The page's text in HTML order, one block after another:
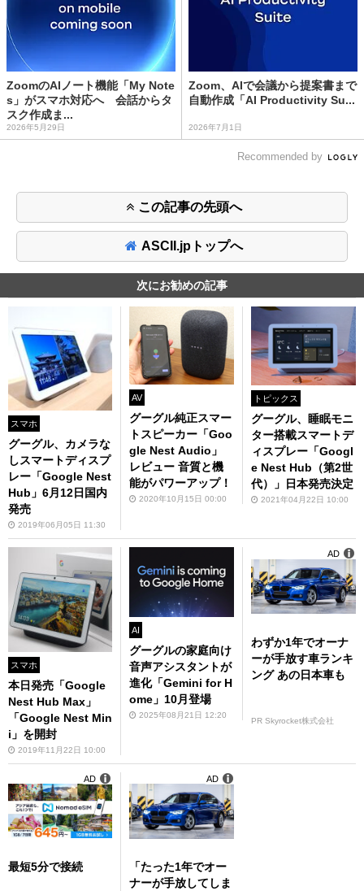
ZoomのAIノート機能「My Note
s」がスマホ対応へ 会話からタ
スク作成ま...
2026年5月29日
Zoom、AIで会議から提案書まで
自動作成「AI Productivity Su...
2026年7月1日
Recommended by
この記事の先頭へ
ASCII.jpトップへ
次にお勧めの記事
スマホ
グーグル、カメラな
しスマートディスプ
レー「Google Nest
Hub」6月12日国内
発売
2019年06月05日 11:30
AV
グーグル純正スマー
トスピーカー「Goo
gle Nest Audio」
レビュー 音質と機
能がパワーアップ！
2020年10月15日 00:00
トピックス
グーグル、睡眠モニ
ター搭載スマートデ
ィスプレー「Googl
e Nest Hub（第2世
代）」日本発売決定
2021年04月22日 10:00
スマホ
本日発売「Google
Nest Hub Max」
「Google Nest Min
i」を開封
2019年11月22日 10:00
AI
グーグルの家庭向け
音声アシスタントが
進化「Gemini for H
ome」10月登場
2025年08月21日 12:20
わずか1年でオーナ
ーが手放す車ランキ
ング あの日本車も
PR Skyrocket株式会社
AD
最短5分で接続
AD
「たった1年でオー
ナーが手放してしま
AD